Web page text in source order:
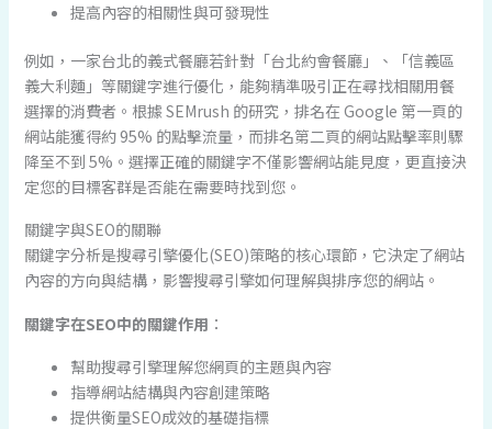
提高內容的相關性與可發現性
例如，一家台北的義式餐廳若針對「台北約會餐廳」、「信義區
義大利麵」等關鍵字進行優化，能夠精準吸引正在尋找相關用餐
選擇的消費者。根據 SEMrush 的研究，排名在 Google 第一頁的
網站能獲得約 95% 的點擊流量，而排名第二頁的網站點擊率則驟
降至不到 5%。選擇正確的關鍵字不僅影響網站能見度，更直接決
定您的目標客群是否能在需要時找到您。
關鍵字與SEO的關聯
關鍵字分析是搜尋引擎優化(SEO)策略的核心環節，它決定了網站
內容的方向與結構，影響搜尋引擎如何理解與排序您的網站。
關鍵字在SEO中的關鍵作用 ：
幫助搜尋引擎理解您網頁的主題與內容
指導網站結構與內容創建策略
提供衡量SEO成效的基礎指標